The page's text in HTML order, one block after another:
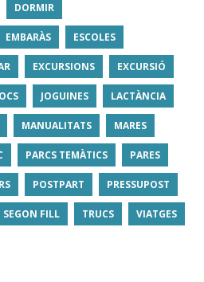
DORMIR
EMBARÀS ESCOLES
EXCURSIONS EXCURSIÓ
JOGUINES LACTÀNCIA
MANUALITATS MARES
PARCS TEMÀTICS PARES
POSTPART PRESSUPOST
SEGON FILL TRUCS VIATGES